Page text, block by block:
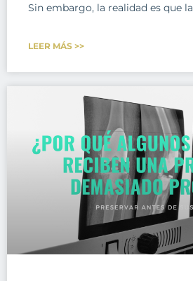
Sin embargo, la realidad es que la
LEER MÁS >>